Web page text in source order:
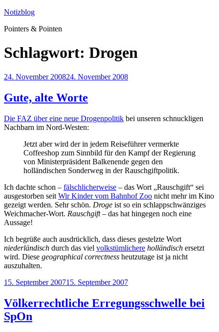
Zum
springen
Notizblog
Pointers & Pointen
Schlagwort: Drogen
Veröffentlicht
24. November 200824. November 2008
Gute, alte Worte
Die FAZ über eine neue Drogenpolitik bei unseren schnuckligen
Nachbarn im Nord-Westen:
Jetzt aber wird der in jedem Reiseführer vermerkte
Coffeeshop zum Sinnbild für den Kampf der Regierung
von Ministerpräsident Balkenende gegen den
holländischen Sonderweg in der Rauschgiftpolitik.
Ich dachte schon – fälschlicherweise – das Wort „Rauschgift“ sei
ausgestorben seit Wir Kinder vom Bahnhof Zoo nicht mehr im Kino
gezeigt werden. Sehr schön. Droge ist so ein schlappschwänziges
Weichmacher-Wort. Rauschgift– das hat hingegen noch eine
Aussage!
Ich begrüße auch ausdrücklich, dass dieses gestelzte Wort
niederländisch durch das viel volkstümlichere holländisch ersetzt
wird. Diese geographical correctness heutzutage ist ja nicht
auszuhalten.
Veröffentlicht
15. September 200715. September 2007
Völkerrechtliche Erregungsschwelle bei
SpOn